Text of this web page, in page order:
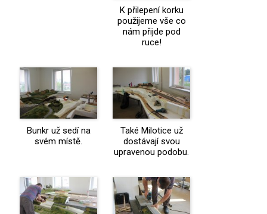
K přilepení korku
použijeme vše co
nám přijde pod
ruce!
Bunkr už sedí na
svém místě.
Také Milotice už
dostávají svou
upravenou podobu.